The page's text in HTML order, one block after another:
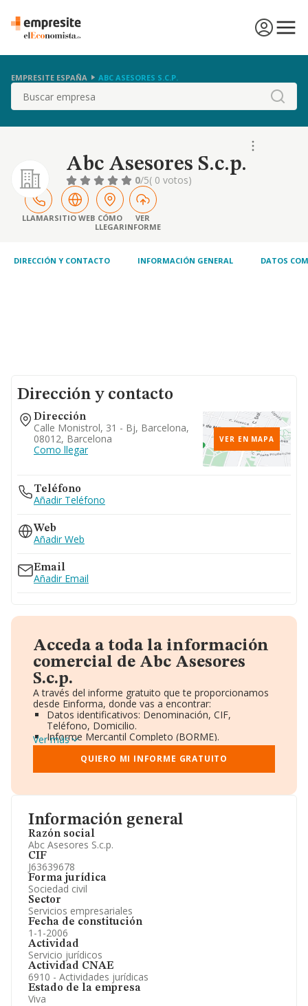
EMPRESITE ESPAÑA ABC ASESORES S.C.P.
Buscar
Abc Asesores S.c.p.
0/5( 0 votos)
LLAMARSITIO WEB CÓMO
LLEGAR
VER
INFORME
DIRECCIÓN Y CONTACTO INFORMACIÓN GENERAL DATOS
Información general
Razón social
Abc Asesores S.c.p.
CIF
J63639678
Forma jurídica
Sociedad civil
Sector
Servicios empresariales
Fecha de constitución
1-1-2006
Actividad
Servicio jurídicos
Actividad CNAE
6910 - Actividades jurídicas
Estado de la empresa
Viva
Dirección y contacto
Dirección
Calle Monistrol, 31 - Bj, Barcelona,
08012, Barcelona
Como llegar
VER EN MAPA
Teléfono
Añadir Teléfono
Web
Añadir Web
Email
Añadir Email
Acceda a toda la información
comercial de Abc Asesores
S.c.p.
A través del informe gratuito que te proporcionamos
desde Einforma, donde vas a encontrar:
Datos identificativos: Denominación, CIF,
Teléfono, Domicilio.
Informe Mercantil Completo (BORME).
Gráficos de Evolución Ventas y Empleados.
Consejo de Administración y Administradores.
Directivos y Ejecutivos.
Información oficial y registral complementaria.
Ver más
QUIERO MI INFORME GRATUITO